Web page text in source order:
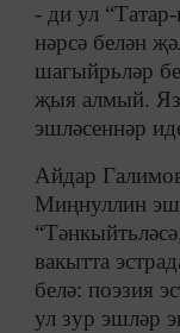
- ди ул
нәрсә белән
шагыйрьләр
җыя алмый.
эшләсеннәр
Айдар
Миңнуллин
вакытта
белә: поэзия
ул зур эшләр